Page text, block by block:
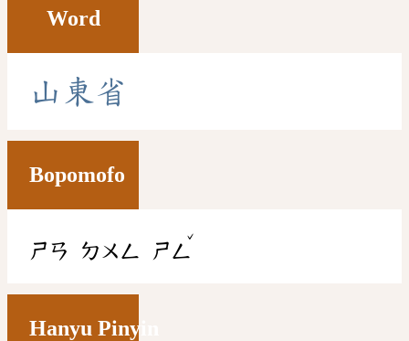
Word
山 東 省
Bopomofo
ㄕㄢ ㄉㄨㄥ ㄕㄥ
ˇ
Hanyu Pinyin